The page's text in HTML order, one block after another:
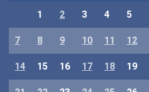
1 2 3 4 5
7 8 9 10 11 12
14 15 16 17 18 19